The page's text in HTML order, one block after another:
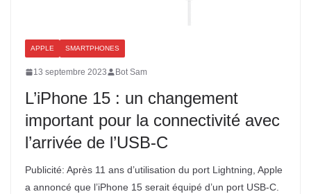
APPLE SMARTPHONES
13 septembre 2023 Bot Sam
L’iPhone 15 : un changement
important pour la connectivité avec
l’arrivée de l’USB-C
Publicité: Après 11 ans d’utilisation du port Lightning, Apple
a annoncé que l’iPhone 15 serait équipé d’un port USB-C.